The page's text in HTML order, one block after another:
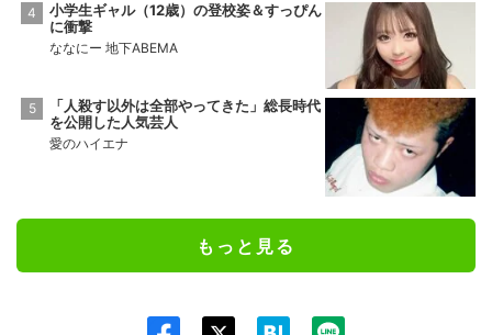
小学生ギャル（12歳）の登校姿＆すっぴん
に衝撃
ななにー 地下ABEMA
「人殺す以外は全部やってきた」総長時代
を公開した人気芸人
愛のハイエナ
もっと見る